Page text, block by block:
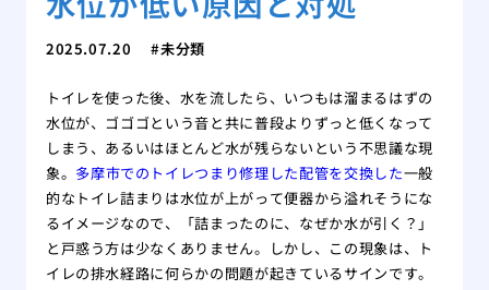
2025.07.20 未分類
トイレを使った後、水を流したら、いつもは溜まるはずの
水位が、ゴゴゴという音と共に普段よりずっと低くなって
しまう、あるいはほとんど水が残らないという不思議な現
象。 多摩市でのトイレつまり修理した配管を交換した一般
的なトイレ詰まりは水位が上がって便器から溢れそうにな
るイメージなので、「詰まったのに、なぜか水が引く？」
と戸惑う方は少なくありません。しかし、この現象は、ト
イレの排水経路に何らかの問題が起きているサインです。